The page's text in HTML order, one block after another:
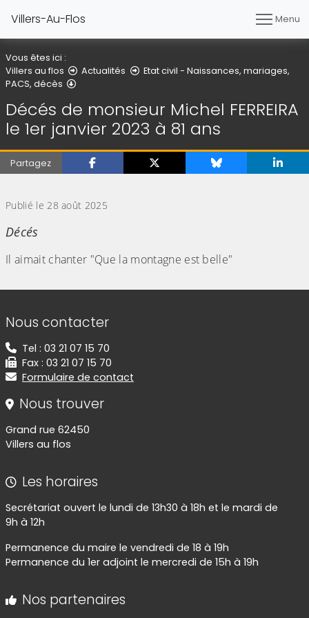
Villers-Au-Flos Menu
Vous êtes ici :
Villers au flos
Actualités
Etat civil - Naissances, mariages,
PACS, décès
Décés de monsieur Michel FERREIRA
le 1er janvier 2023 à 81 ans
Partagez
Publié le 28 août 2025
Décés
Il aimait chanter "Que la montagne est belle"
Informations de contact
Nous contacter
Tel : 03 21 07 15 70
Fax : 03 21 07 15 70
Formulaire de contact
Nous trouver
Grand rue 62450
Villers au flos
Les horaires
Secrétariat ouvert le lundi de 13h30 à 18h et le mardi de
9h à 12h
Permanence du maire le vendredi de 18 à 19h
Permanence du 1er adjoint le mercredi de 15h à 19h
Nos partenaires